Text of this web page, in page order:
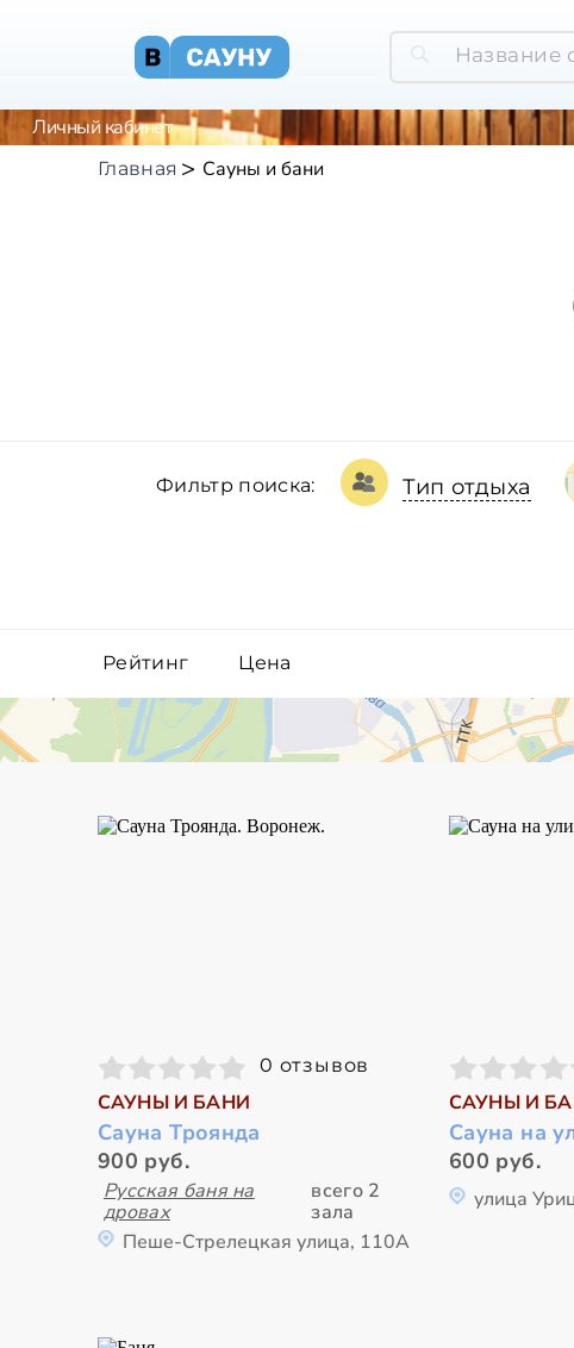
Личный кабинет
Главная Сауны и бани
Фильтр поиска: Тип отдыха
Рейтинг Цена
0 отзывов
САУНЫ И БАНИ
Сауна Троянда
900 руб.
Русская баня на
дровах
всего 2
зала
Пеше-Стрелецкая улица, 110А
САУНЫ И
Сауна на
600 руб.
улица